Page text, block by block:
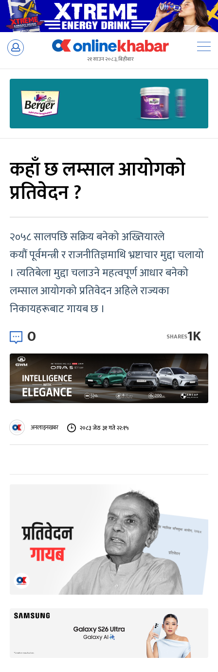
Skip
२१ साउन २०८३, बिहीबार
कहाँ छ लम्साल आयोगको
प्रतिवेदन ?
२०५८ सालपछि सक्रिय बनेको अख्तियारले
कयौं पूर्वमन्त्री र राजनीतिज्ञमाथि भ्रष्टाचार मुद्दा चलायो
। त्यतिबेला मुद्दा चलाउने महत्वपूर्ण आधार बनेको
लम्साल आयोगको प्रतिवेदन अहिले राज्यका
निकायहरूबाट गायब छ ।
0 1K
SHARES
अनलाइनखबर २०८३ जेठ ३१ गते २२:१५